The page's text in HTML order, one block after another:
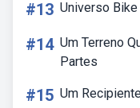
#13 Universo
#14 Um Terreno
Partes
#15 Um